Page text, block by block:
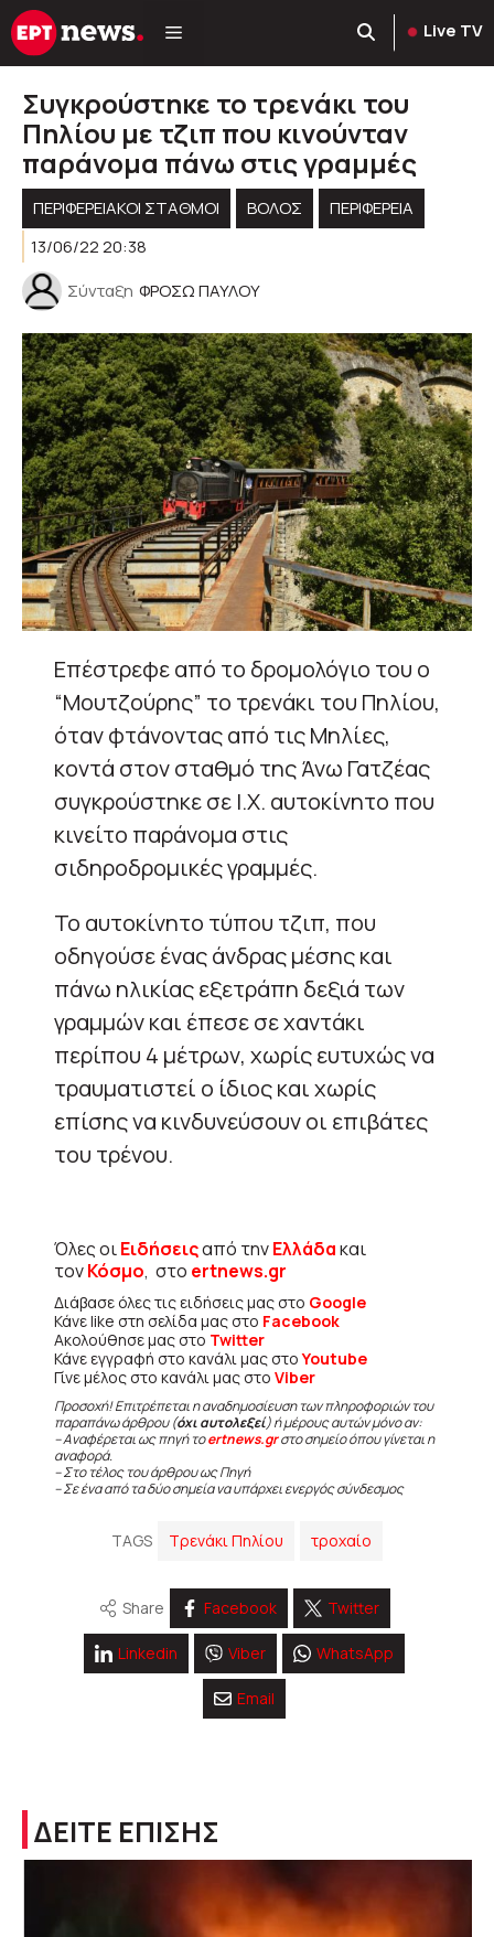
Μετάβαση
σε
Live TV
Συγκρούστηκε το τρενάκι του
Πηλίου με τζιπ που κινούνταν
παράνομα πάνω στις γραμμές
ΠΕΡΙΦΕΡΕΙΑΚΟΊ ΣΤΑΘΜΟΊ ΒΟΛΟΣ
ΠΕΡΙΦΈΡΕΙΑ
13/06/22 20:38
Σύνταξη ΦΡΟΣΩ ΠΑΥΛΟΥ
Επέστρεφε από το δρομολόγιο του ο
“Μουτζούρης” το τρενάκι του Πηλίου,
όταν φτάνοντας από τις Μηλίες,
κοντά στον σταθμό της Άνω Γατζέας
συγκρούστηκε σε Ι.Χ. αυτοκίνητο που
κινείτο παράνομα στις
σιδηροδρομικές γραμμές.
Το αυτοκίνητο τύπου τζιπ, που
οδηγούσε ένας άνδρας μέσης και
πάνω ηλικίας εξετράπη δεξιά των
γραμμών και έπεσε σε χαντάκι
περίπου 4 μέτρων, χωρίς ευτυχώς να
τραυματιστεί ο ίδιος και χωρίς
επίσης να κινδυνεύσουν οι επιβάτες
του τρένου.
Όλες οιΕιδήσειςαπό τηνΕλλάδακαι
τονΚόσμο, στο ertnews.gr
Διάβασε όλες τις ειδήσεις μας στο Google
Κάνε like στη σελίδα μας στο Facebook
Ακολούθησε μας στο Twitter
Κάνε εγγραφή στο κανάλι μας στοYoutube
Γίνε μέλος στο κανάλι μας στο Viber
Προσοχή! Επιτρέπεται η αναδημοσίευση των πληροφοριών του
παραπάνω άρθρου (όχι αυτολεξεί) ή μέρους αυτών μόνο αν:
– Αναφέρεται ως πηγή τοertnews.grστο σημείο όπου γίνεται η
αναφορά.
– Στο τέλος του άρθρου ως Πηγή
– Σε ένα από τα δύο σημεία να υπάρχει ενεργός σύνδεσμος
TAGS Τρενάκι Πηλίου τροχαίο
Share Facebook Twitter
Linkedin Viber WhatsApp
Email
ΔΕΙΤΕ ΕΠΙΣΗΣ